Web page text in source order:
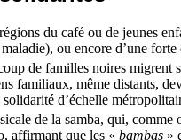
du café ou de jeunes
ou encore d’une
de familles noires
familiaux, même distants,
d’échelle
de la samba, qui,
affirmant que les « bambas »